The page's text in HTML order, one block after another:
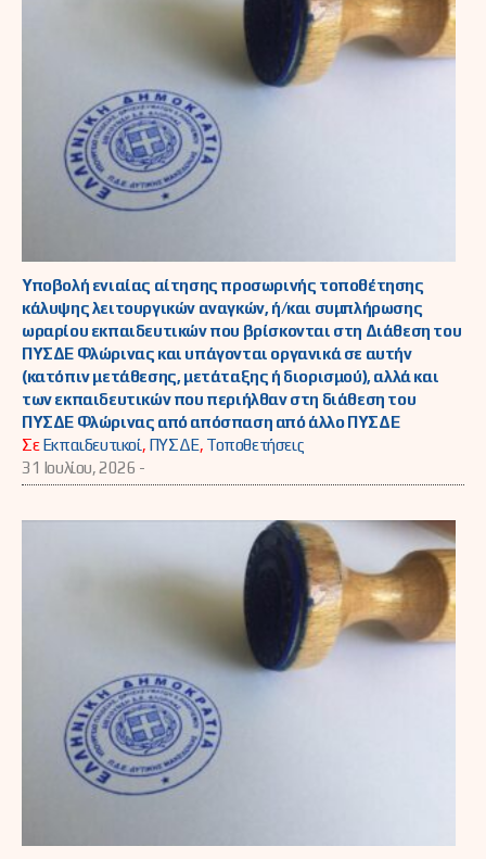
Υποβολή ενιαίας αίτησης προσωρινής τοποθέτησης
κάλυψης λειτουργικών αναγκών, ή/και συμπλήρωσης
ωραρίου εκπαιδευτικών που βρίσκονται στη Διάθεση του
ΠΥΣΔΕ Φλώρινας και υπάγονται οργανικά σε αυτήν
(κατόπιν μετάθεσης, μετάταξης ή διορισμού), αλλά και
των εκπαιδευτικών που περιήλθαν στη διάθεση του
ΠΥΣΔΕ Φλώρινας από απόσπαση από άλλο ΠΥΣΔΕ
ΣεΕκπαιδευτικοί, ΠΥΣΔΕ, Τοποθετήσεις
31 Ιουλίου, 2026 -